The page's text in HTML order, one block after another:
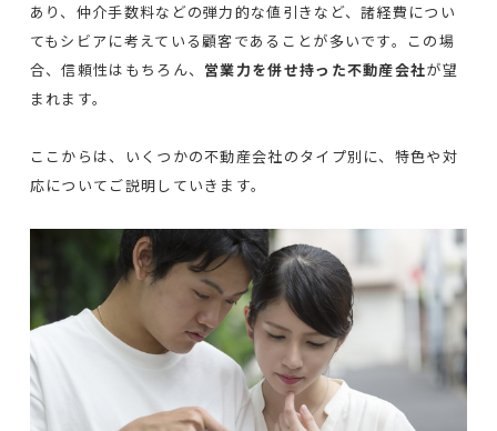
あり、仲介手数料などの弾力的な値引きなど、諸経費につい
てもシビアに考えている顧客であることが多いです。この場
合、信頼性はもちろん、 営業力を併せ持った不動産会社が望
まれます。
ここからは、いくつかの不動産会社のタイプ別に、特色や対
応についてご説明していきます。